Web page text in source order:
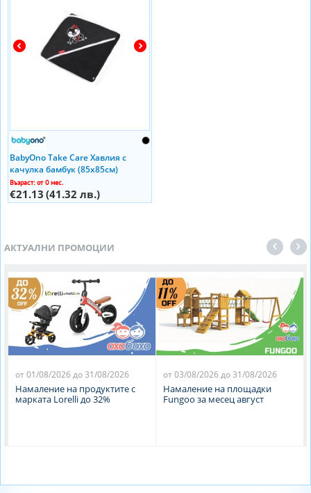
BabyOno Take Care Хавлия с
качулка бамбук (85х85см)
Възраст: от 0 мес.
€21.13 (41.32 лв.)
АКТУАЛНИ ПРОМОЦИИ
от 01/08/2026 до 31/08/2026
Намаление на продуктите с
марката Lorelli до 32%
от 03/08/2026 до 31/08/2026
Намаление на площадки
Fungoo за месец август